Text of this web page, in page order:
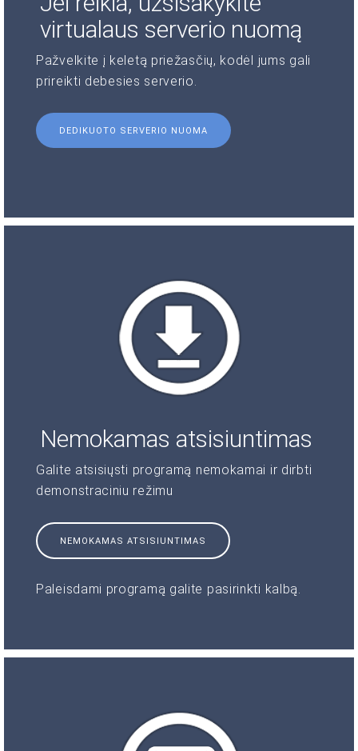
virtualaus serverio nuomą
Pažvelkite į keletą priežasčių, kodėl jums gali
prireikti debesies serverio.
DEDIKUOTO SERVERIO NUOMA
Nemokamas atsisiuntimas
Galite atsisiųsti programą nemokamai ir dirbti
demonstraciniu režimu
NEMOKAMAS ATSISIUNTIMAS
Paleisdami programą galite pasirinkti kalbą.